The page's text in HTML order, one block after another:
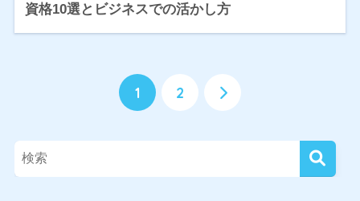
資格10選とビジネスでの活かし方
1 2